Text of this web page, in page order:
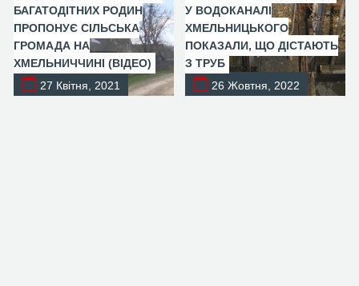
БАГАТОДІТНИХ РОДИН
ПРОПОНУЄ СІЛЬСЬКА
ГРОМАДА НА
ХМЕЛЬНИЧЧИНІ (ВІДЕО)
27 Квітня, 2021
У ВОДОКАНАЛІ
ХМЕЛЬНИЦЬКОГО
ПОКАЗАЛИ, ЩО ДІСТАЮТЬ
З ТРУБ
26 Жовтня, 2022